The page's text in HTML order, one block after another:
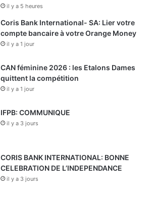
il y a 5 heures
Coris Bank International- SA: Lier votre
compte bancaire à votre Orange Money
il y a 1 jour
CAN féminine 2026 : les Etalons Dames
quittent la compétition
il y a 1 jour
IFPB: COMMUNIQUE
il y a 3 jours
CORIS BANK INTERNATIONAL: BONNE
CELEBRATION DE L’INDEPENDANCE
il y a 3 jours